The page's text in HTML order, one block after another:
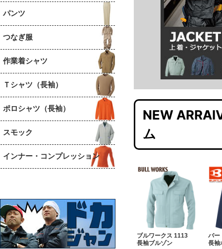
NEW
ム
ブルワークス 1113
長袖ブルゾン
バー
長袖
パンツ
つなぎ服
作業着シャツ
Ｔシャツ（長袖）
ポロシャツ（長袖）
スモック
インナー・コンプレッション